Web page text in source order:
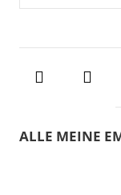
ALLE MEINE